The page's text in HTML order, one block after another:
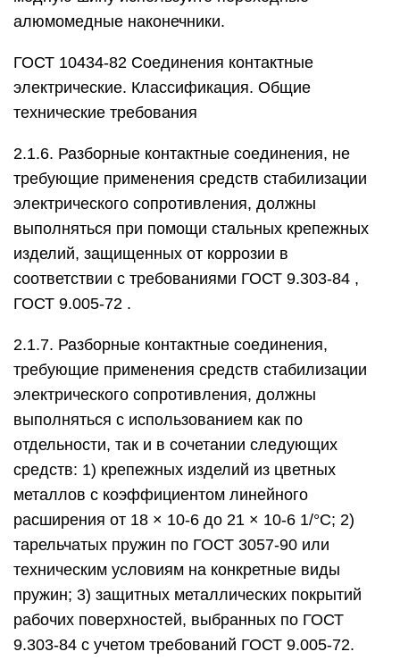
алюмомедные наконечники.
ГОСТ 10434-82 Соединения контактные
электрические. Классификация. Общие
технические требования
2.1.6. Разборные контактные соединения, не
требующие применения средств стабилизации
электрического сопротивления, должны
выполняться при помощи стальных крепежных
изделий, защищенных от коррозии в
соответствии с требованиями ГОСТ 9.303-84 ,
ГОСТ 9.005-72 .
2.1.7. Разборные контактные соединения,
требующие применения средств стабилизации
электрического сопротивления, должны
выполняться с использованием как по
отдельности, так и в сочетании следующих
средств: 1) крепежных изделий из цветных
металлов с коэффициентом линейного
расширения от 18 × 10-6 до 21 × 10-6 1/°С; 2)
тарельчатых пружин по ГОСТ 3057-90 или
техническим условиям на конкретные виды
пружин; 3) защитных металлических покрытий
рабочих поверхностей, выбранных по ГОСТ
9.303-84 с учетом требований ГОСТ 9.005-72.